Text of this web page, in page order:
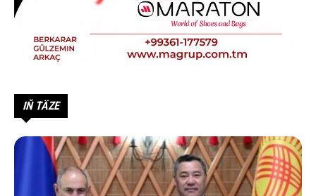
IŇ TÄZE